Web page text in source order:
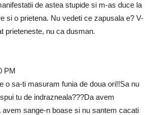
de astea stupide si m-as duce la
si o prietena. Nu vedeti ce zapusala e? V-
prieteneste, nu ca dusman.
PM
o sa-ti masuram funia de doua ori!!Sa nu
tu de indrazneala???Da avem
avem sange-n boase si nu santem cacati